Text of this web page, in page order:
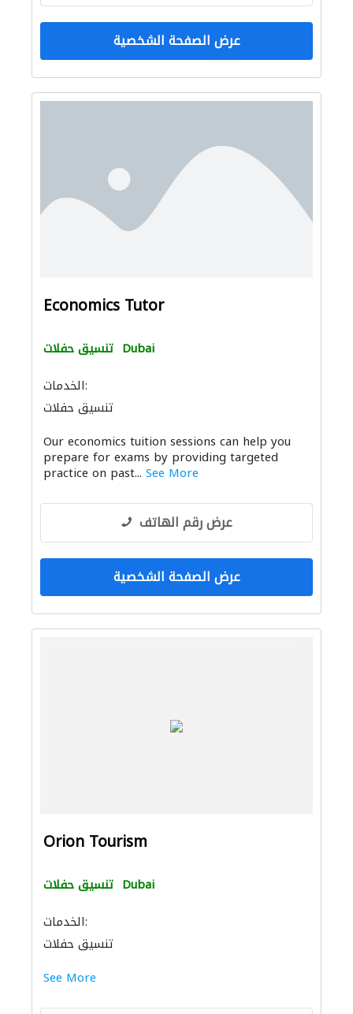
عرض الصفحة الشخصية
Economics Tutor
تنسيق حفلات Dubai
الخدمات:
تنسيق حفلات
Our economics tuition sessions can help you
prepare for exams by providing targeted
practice on past... See More
عرض رقم الهاتف
عرض الصفحة الشخصية
Orion Tourism
تنسيق حفلات Dubai
الخدمات:
تنسيق حفلات
See More